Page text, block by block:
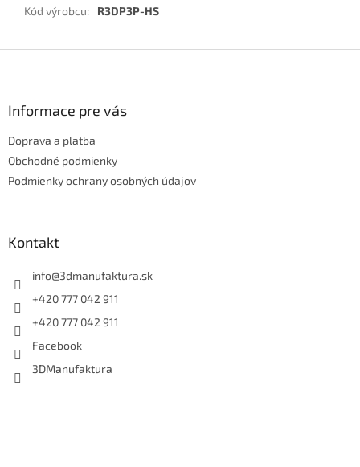
Kód výrobcu: R3DP3P-HS
Informace pre vás
Doprava a platba
Obchodné podmienky
Podmienky ochrany osobných údajov
Kontakt
info@3dmanufaktura.sk
+420 777 042 911
+420 777 042 911
Facebook
3DManufaktura